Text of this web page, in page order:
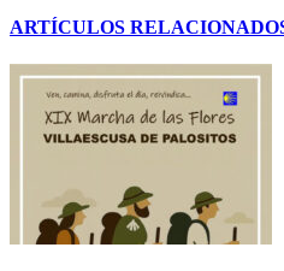
ARTÍCULOS